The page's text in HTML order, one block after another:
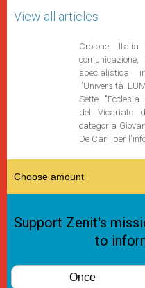
View all articles
Crotone,
specialistica
l'Università
Sette. "Ecclesia
del Vicariato
categoria
De Carli per